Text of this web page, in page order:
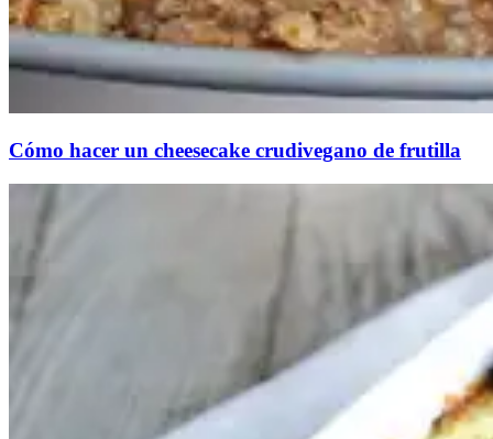
Cómo hacer un cheesecake crudivegano de frutilla